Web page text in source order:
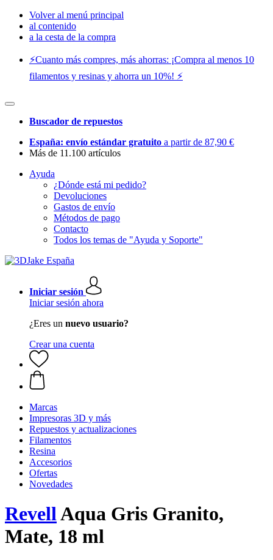
Volver al menú principal
al contenido
a la cesta de la compra
⚡️Cuanto más compres, más ahorras: ¡Compra al menos 10
filamentos y resinas y ahorra un 10%! ⚡️
Buscador de repuestos
España: envío estándar gratuito a partir de 87,90 €
Más de 11.100 artículos
Ayuda
¿Dónde está mi pedido?
Devoluciones
Gastos de envío
Métodos de pago
Contacto
Todos los temas de "Ayuda y Soporte"
Iniciar sesión
Iniciar sesión ahora
¿Eres un nuevo usuario?
Crear una cuenta
Marcas
Impresoras 3D y más
Repuestos y actualizaciones
Filamentos
Resina
Accesorios
Ofertas
Novedades
RevellAqua Gris Granito,
Mate, 18 ml